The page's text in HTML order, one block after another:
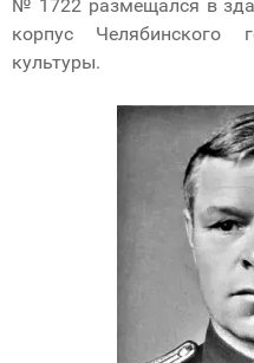
№ 1722 размещался в
корпус Челябинского
культуры.